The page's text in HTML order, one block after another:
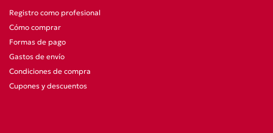
Registro como profesional
Cómo comprar
Formas de pago
Gastos de envío
Condiciones de compra
Cupones y descuentos